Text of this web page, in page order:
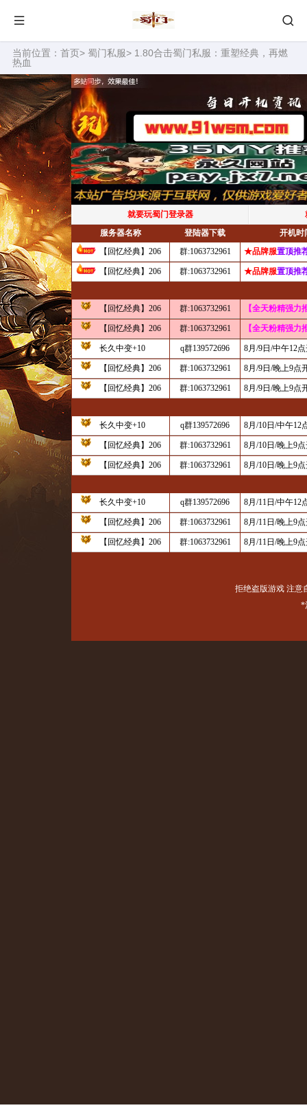
当前位置： 首页> 蜀门私服> 1.80合击蜀门私服：重塑经典，再燃
热血